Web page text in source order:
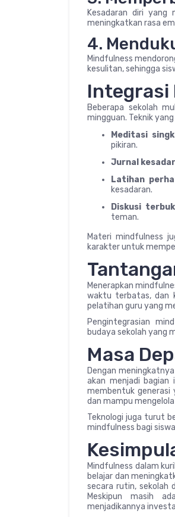
Kesadaran diri
meningkatkan rasa
4.
Mindfulness
kesulitan, sehingga
Integrasi
Beberapa sekolah
mingguan. Teknik
Meditasi
pikiran.
Jurnal
Latihan
kesadaran.
Diskusi
teman.
Materi mindfulness
karakter untuk
Menerapkan
waktu terbatas, dan
pelatihan guru yang
Pengintegrasian
budaya sekolah yang
Masa
Dengan
akan menjadi bagian
membentuk generasi
dan mampu
Teknologi juga turut
mindfulness bagi
Mindfulness dalam
belajar dan
secara rutin, sekolah
Meskipun masih
menjadikannya